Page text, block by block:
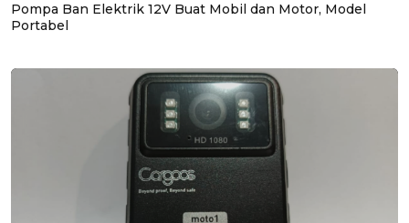
Pompa Ban Elektrik 12V Buat Mobil dan Motor, Model
Portabel